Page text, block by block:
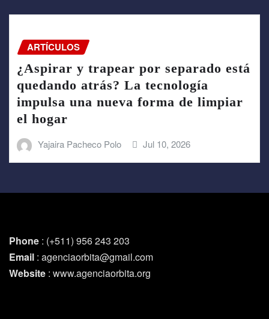
ARTÍCULOS
¿Aspirar y trapear por separado está
quedando atrás? La tecnología
impulsa una nueva forma de limpiar
el hogar
Yajaira Pacheco Polo Jul 10, 2026
Phone : (+511) 956 243 203
Email : agenciaorbita@gmail.com
Website : www.agenciaorbita.org